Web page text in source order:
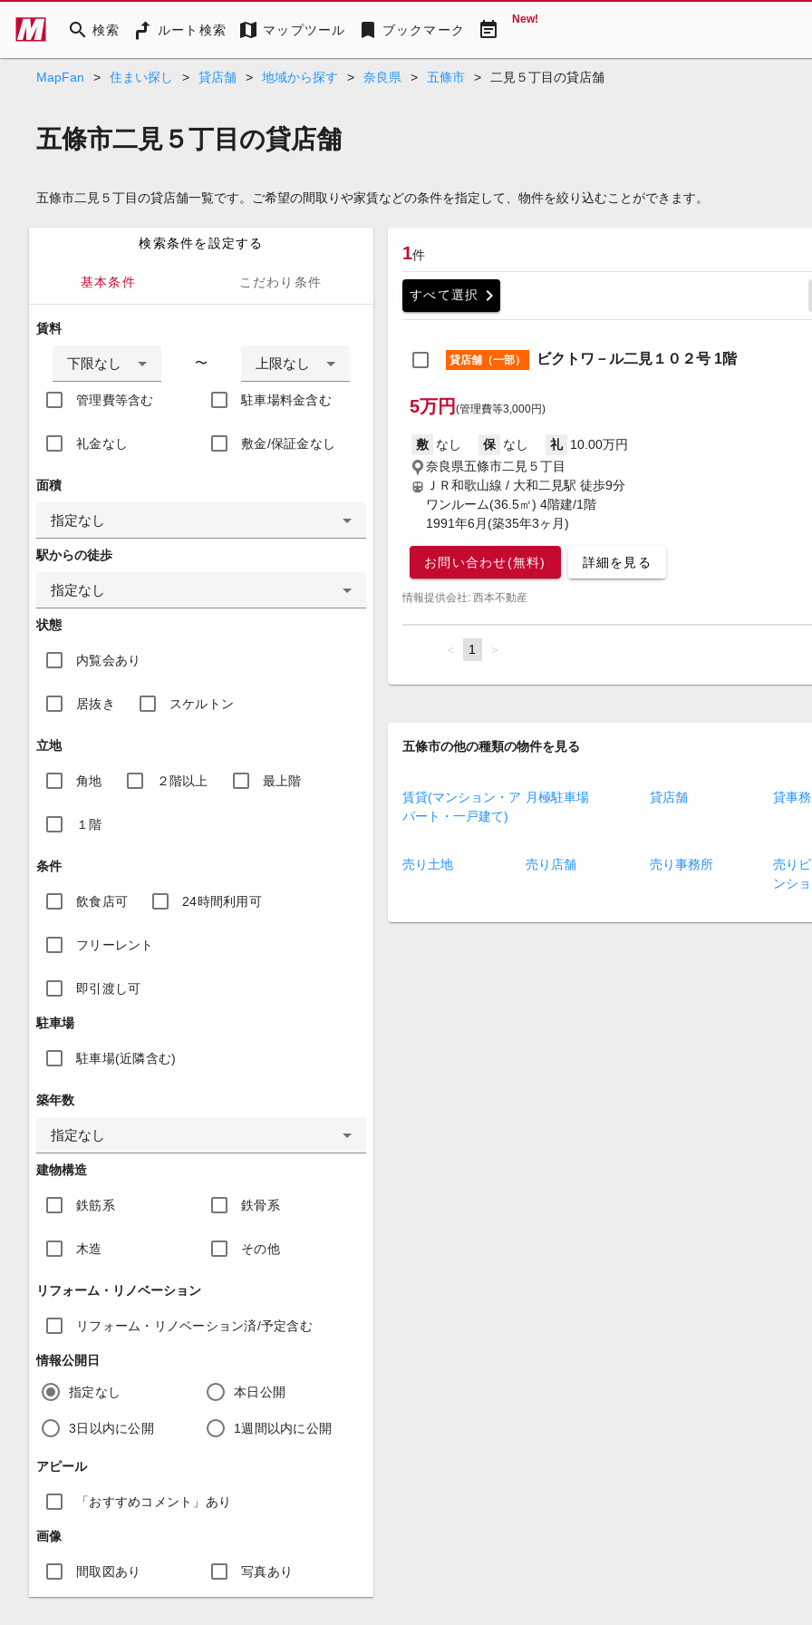
search 検索 ルート検索 map マップツール bookmark ブックマーク event_note New!
MapFan > 住まい探し > 貸店舗 > 地域から探す > 奈良県 > 五條市 > 二見５丁目の貸店舗
五條市二見５丁目の貸店舗
五條市二見５丁目の貸店舗一覧です。ご希望の間取りや家賃などの条件を指定して、物件を絞り込むことができます。
検索条件を設定する
基本条件 こだわり条件
賃料
下限なし 〜 上限なし
管理費等含む 駐車場料金含む
礼金なし 敷金/保証金なし
面積
指定なし
駅からの徒歩
指定なし
状態
内覧会あり
居抜き スケルトン
立地
角地 ２階以上 最上階
１階
条件
飲食店可 24時間利用可
フリーレント
即引渡し可
駐車場
駐車場(近隣含む)
築年数
指定なし
建物構造
鉄筋系 鉄骨系
木造 その他
リフォーム・リノベーション
リフォーム・リノベーション済/予定含む
情報公開日
指定なし 本日公開
3日以内に公開 1週間以内に公開
アピール
「おすすめコメント」あり
画像
間取図あり 写真あり
1件
すべて選択 chevron_right
貸店舗（一部） ビクトワ－ル二見１０２号 1階
5万円 (管理費等3,000円)
敷 なし 保 なし 礼 10.00万円
奈良県五條市二見５丁目
ＪＲ和歌山線 / 大和二見駅 徒歩9分
ワンルーム(36.5㎡) 4階建/1階
1991年6月(築35年3ヶ月)
お問い合わせ(無料) 詳細を見る
情報提供会社: 西本不動産
page
You're
page
1 page
五條市の他の種類の物件を見る
賃貸(マンション・ア
パート・一戸建て)
月極駐車場 貸店舗 貸事
売り土地 売り店舗 売り事務所
売り
ンシ